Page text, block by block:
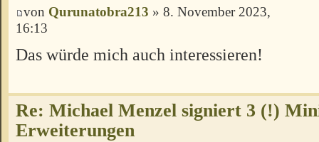
von Qurunatobra213 » 8. November 2023,
16:13
Das würde mich auch interessieren!
Re: Michael Menzel signiert 3 (!)
Erweiterungen